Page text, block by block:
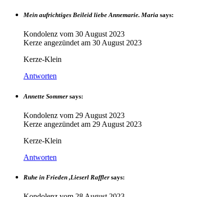
Mein aufrichtiges Beileid liebe Annemarie. Maria says:
Kondolenz vom 30 August 2023
Kerze angezündet am 30 August 2023
Kerze-Klein
Antworten
Annette Sommer says:
Kondolenz vom 29 August 2023
Kerze angezündet am 29 August 2023
Kerze-Klein
Antworten
Ruhe in Frieden ,Lieserl Raffler says: